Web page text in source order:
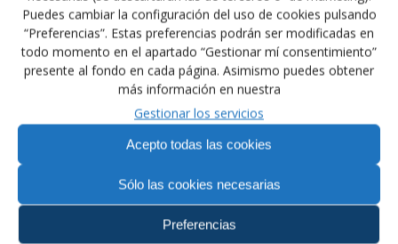
Puedes cambiar la configuración del uso de cookies pulsando
“Preferencias”. Estas preferencias podrán ser modificadas en
todo momento en el apartado “Gestionar mí consentimiento”
presente al fondo en cada página. Asimismo puedes obtener
más información en nuestra
Gestionar los servicios
Acepto todas las cookies
Sólo las cookies necesarias
Preferencias
Financiado por la Unión Europea –
NextGenerationEU
Nos encontrarás en:
C/ Amós de Escalante 12 Bajo